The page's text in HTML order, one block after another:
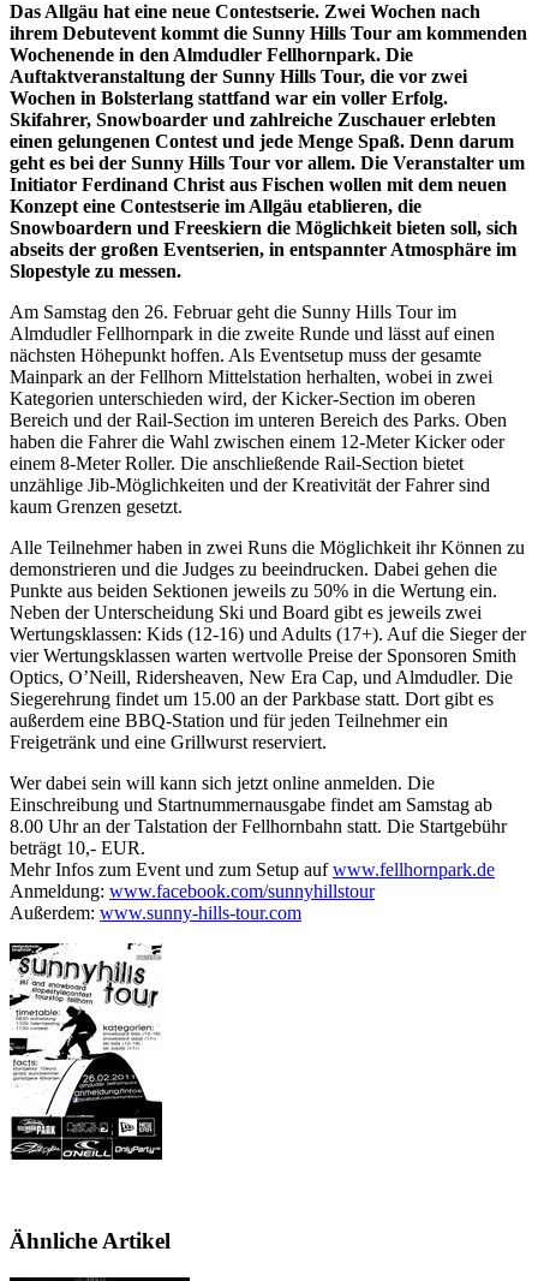
Das Allgäu hat eine neue Contestserie. Zwei Wochen nach
ihrem Debutevent kommt die Sunny Hills Tour am kommenden
Wochenende in den Almdudler Fellhornpark. Die
Auftaktveranstaltung der Sunny Hills Tour, die vor zwei
Wochen in Bolsterlang stattfand war ein voller Erfolg.
Skifahrer, Snowboarder und zahlreiche Zuschauer erlebten
einen gelungenen Contest und jede Menge Spaß. Denn darum
geht es bei der Sunny Hills Tour vor allem. Die Veranstalter um
Initiator Ferdinand Christ aus Fischen wollen mit dem neuen
Konzept eine Contestserie im Allgäu etablieren, die
Snowboardern und Freeskiern die Möglichkeit bieten soll, sich
abseits der großen Eventserien, in entspannter Atmosphäre im
Slopestyle zu messen.
Am Samstag den 26. Februar geht die Sunny Hills Tour im
Almdudler Fellhornpark in die zweite Runde und lässt auf einen
nächsten Höhepunkt hoffen. Als Eventsetup muss der gesamte
Mainpark an der Fellhorn Mittelstation herhalten, wobei in zwei
Kategorien unterschieden wird, der Kicker-Section im oberen
Bereich und der Rail-Section im unteren Bereich des Parks. Oben
haben die Fahrer die Wahl zwischen einem 12-Meter Kicker oder
einem 8-Meter Roller. Die anschließende Rail-Section bietet
unzählige Jib-Möglichkeiten und der Kreativität der Fahrer sind
kaum Grenzen gesetzt.
Alle Teilnehmer haben in zwei Runs die Möglichkeit ihr Können zu
demonstrieren und die Judges zu beeindrucken. Dabei gehen die
Punkte aus beiden Sektionen jeweils zu 50% in die Wertung ein.
Neben der Unterscheidung Ski und Board gibt es jeweils zwei
Wertungsklassen: Kids (12-16) und Adults (17+). Auf die Sieger der
vier Wertungsklassen warten wertvolle Preise der Sponsoren Smith
Optics, O’Neill, Ridersheaven, New Era Cap, und Almdudler. Die
Siegerehrung findet um 15.00 an der Parkbase statt. Dort gibt es
außerdem eine BBQ-Station und für jeden Teilnehmer ein
Freigetränk und eine Grillwurst reserviert.
Wer dabei sein will kann sich jetzt online anmelden. Die
Einschreibung und Startnummernausgabe findet am Samstag ab
8.00 Uhr an der Talstation der Fellhornbahn statt. Die Startgebühr
beträgt 10,- EUR.
Mehr Infos zum Event und zum Setup aufwww.fellhornpark.de
Anmeldung: www.facebook.com/sunnyhillstour
Außerdem: www.sunny-hills-tour.com
Ähnliche Artikel